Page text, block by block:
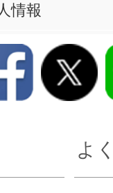
情報
よ